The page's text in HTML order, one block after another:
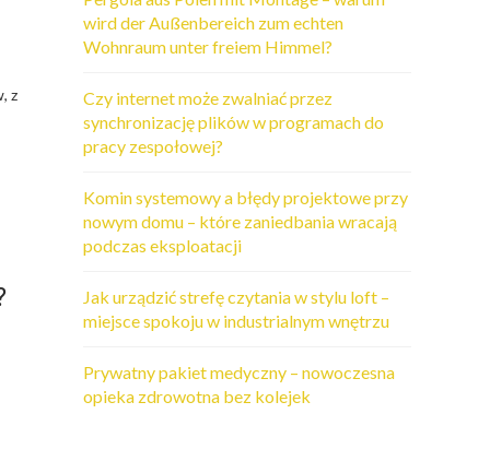
z
wird der Außenbereich zum echten
Wohnraum unter freiem Himmel?
Czy internet może zwalniać przez
synchronizację plików w programach do
pracy zespołowej?
Komin systemowy a błędy projektowe przy
nowym domu – które zaniedbania wracają
podczas eksploatacji
Jak urządzić strefę czytania w stylu loft –
miejsce spokoju w industrialnym wnętrzu
Prywatny pakiet medyczny – nowoczesna
opieka zdrowotna bez kolejek